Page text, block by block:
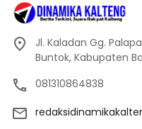
Jl. Kaladan Gg.
Buntok, Kabupaten
081310864838